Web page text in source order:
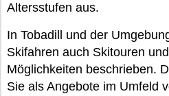
Altersstufen aus.
In Tobadill und der
Skifahren auch Skitouren
Möglichkeiten beschrieben.
Sie als Angebote im Umfeld